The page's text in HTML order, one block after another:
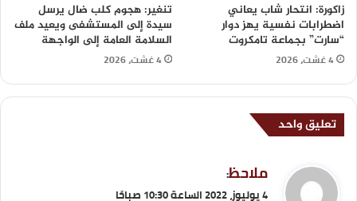
زاكورة: انتحار شاب يعاني
اضطرابات نفسية يهز دوار
“سارت” بجماعة تامكروت
4 غشت، 2026
تنغير: هجوم كلب ضال يرسل
سيدة إلى المستشفى ويعيد ملف
السلامة العامة إلى الواجهة
4 غشت، 2026
تعليق واحد
ي
ق
ملاحظ:
4 يوليوز، 2022 الساعة 10:30 صباحًا